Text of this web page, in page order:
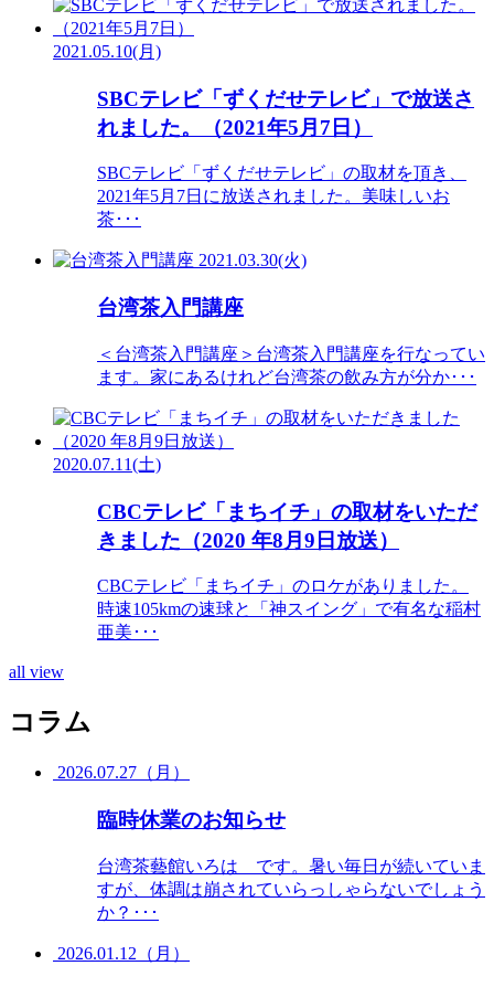
2021.05.10(月)
SBCテレビ「ずくだせテレビ」で放送さ
れました。（2021年5月7日）
SBCテレビ「ずくだせテレビ」の取材を頂き、
2021年5月7日に放送されました。美味しいお
茶･･･
2021.03.30(火)
台湾茶入門講座
＜台湾茶入門講座＞台湾茶入門講座を行なってい
ます。家にあるけれど台湾茶の飲み方が分か･･･
2020.07.11(土)
CBCテレビ「まちイチ」の取材をいただ
きました（2020 年8月9日放送）
CBCテレビ「まちイチ」のロケがありました。
時速105kmの速球と「神スイング」で有名な稲村
亜美･･･
all view
コラム
2026.07.27（月）
臨時休業のお知らせ
台湾茶藝館いろは です。暑い毎日が続いていま
すが、体調は崩されていらっしゃらないでしょう
か？･･･
2026.01.12（月）